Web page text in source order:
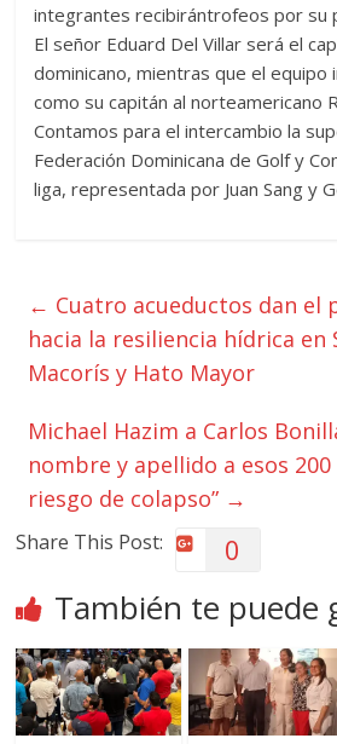
integrantes recibirántrofeos por su
El señor Eduard Del Villar será el
dominicano, mientras que el equipo
como su capitán al norteamericano
Contamos para el intercambio la
Federación Dominicana de Golf y
liga, representada por Juan Sang y
← Cuatro acueductos dan el
hacia la resiliencia hídrica en
Macorís y Hato Mayor
Michael Hazim a Carlos
nombre y apellido a esos
riesgo de colapso” →
Share This Post: 0
También te puede